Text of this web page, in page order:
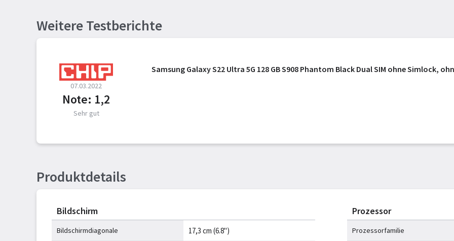
Weitere Testberichte
07.03.2022
Note: 1,2
Sehr gut
Samsung Galaxy S22 Ultra 5G 128 GB S908 Phantom Black Dual SIM ohne Simlock,
Produktdetails
Bildschirm
Bildschirmdiagonale 17,3 cm (6.8")
Prozessor
Prozessorfamilie